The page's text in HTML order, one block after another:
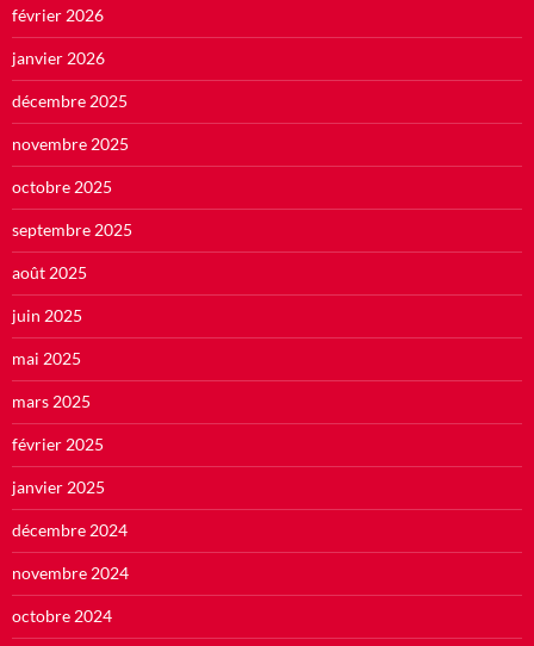
février 2026
janvier 2026
décembre 2025
novembre 2025
octobre 2025
septembre 2025
août 2025
juin 2025
mai 2025
mars 2025
février 2025
janvier 2025
décembre 2024
novembre 2024
octobre 2024